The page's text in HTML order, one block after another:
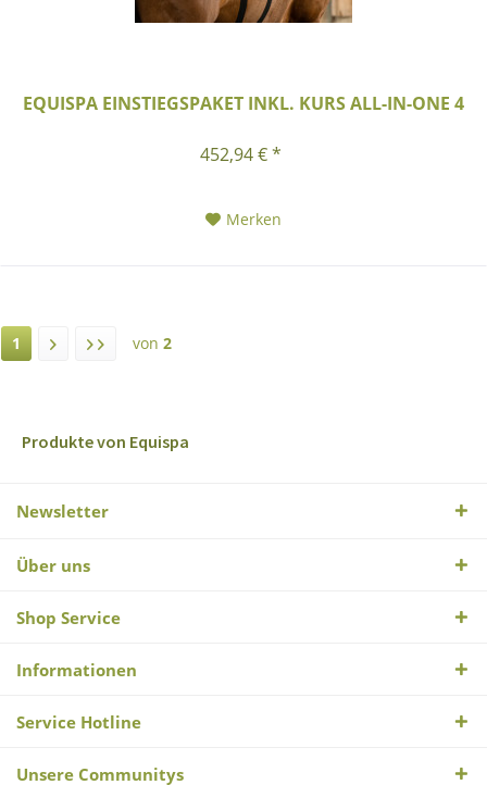
EQUISPA EINSTIEGSPAKET INKL. KURS ALL-IN-ONE 4
452,94 € *
Merken
1 von 2
Produkte von Equispa
Newsletter
Über uns
Shop Service
Informationen
Service Hotline
Unsere Communitys